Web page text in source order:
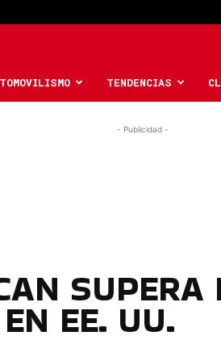
TENDENCIAS
- Publicidad -
EE. UU.